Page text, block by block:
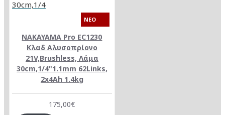
NEO
NAKAYAMA Pro EC1230
Κλαδ Αλυσοπρίονο
21V,Brushless, Λάμα
30cm,1/4"1.1mm 62Links,
2x4Ah 1.4kg
175,00€